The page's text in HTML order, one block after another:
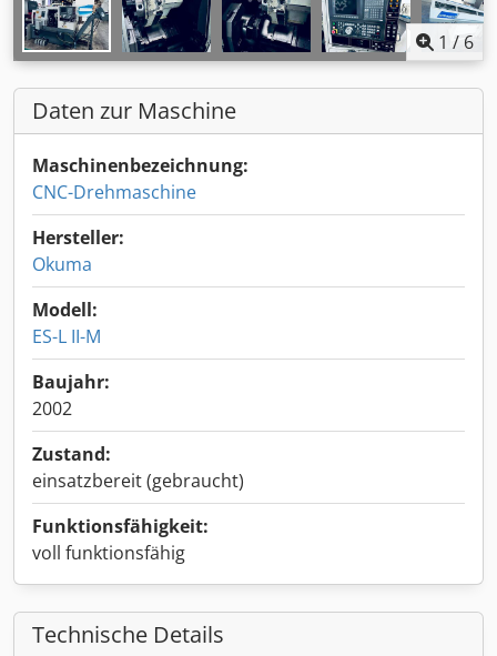
1 /6
Daten zur Maschine
Maschinenbezeichnung:
CNC-Drehmaschine
Hersteller:
Okuma
Modell:
ES-L II-M
Baujahr:
2002
Zustand:
einsatzbereit (gebraucht)
Funktionsfähigkeit:
voll funktionsfähig
Technische Details